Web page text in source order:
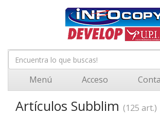
Menú Acceso
Artículos Subblim (125 art.)